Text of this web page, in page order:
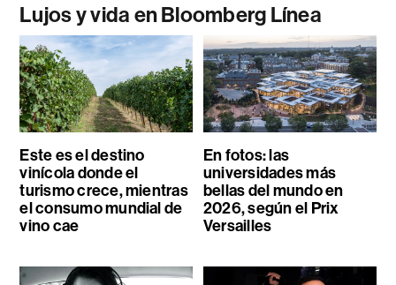
Lujos y vida en Bloomberg Línea
Este es el destino
vinícola donde el
turismo crece, mientras
el consumo mundial de
vino cae
En fotos: las
universidades más
bellas del mundo en
2026, según el Prix
Versailles